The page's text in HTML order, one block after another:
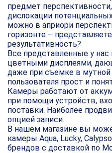
предмет
дислокации
можно в априори
горизонте –
результативность?
Все представленные у
цветными дисплеями,
даже при съемке в
пользователя прост и
Камеры работают от
при помощи устройств,
поставки. Наиболее
опцией записи.
В нашем магазине вы
камеры Aqua, Lucky,
брендов с доставкой по